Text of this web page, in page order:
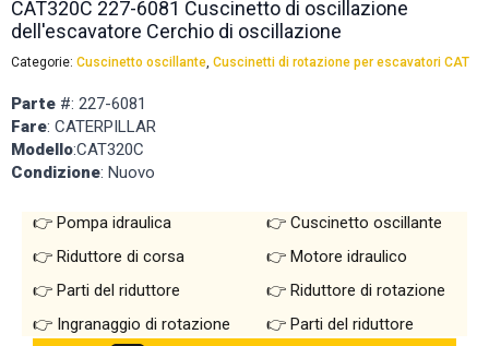
CAT320C 227-6081 Cuscinetto di oscillazione
dell'escavatore Cerchio di oscillazione
Categorie: Cuscinetto oscillante, Cuscinetti di rotazione per escavatori CAT
Parte #: 227-6081
Fare: CATERPILLAR
Modello:CAT320C
Condizione: Nuovo
Pompa idraulica
Riduttore di corsa
Parti del riduttore
Ingranaggio di rotazione
Cuscinetto oscillante
Motore idraulico
Riduttore di rotazione
Parti del riduttore